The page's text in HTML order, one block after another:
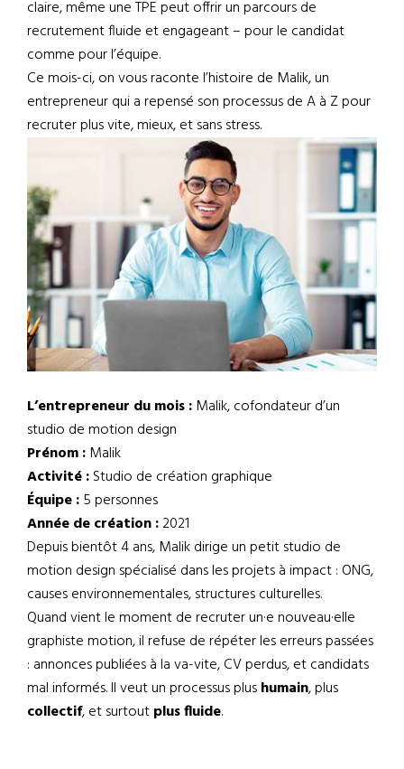
claire, même une TPE peut offrir un parcours de
recrutement fluide et engageant – pour le candidat
comme pour l’équipe.
Ce mois-ci, on vous raconte l’histoire de Malik, un
entrepreneur qui a repensé son processus de A à Z pour
recruter plus vite, mieux, et sans stress.
L’entrepreneur du mois :Malik, cofondateur d’un
studio de motion design
Prénom :Malik
Activité :Studio de création graphique
Équipe :5 personnes
Année de création :2021
Depuis bientôt 4 ans, Malik dirige un petit studio de
motion design spécialisé dans les projets à impact : ONG,
causes environnementales, structures culturelles.
Quand vient le moment de recruter un·e nouveau·elle
graphiste motion, il refuse de répéter les erreurs passées
: annonces publiées à la va-vite, CV perdus, et candidats
mal informés. Il veut un processus plushumain, plus
collectif, et surtoutplus fluide.